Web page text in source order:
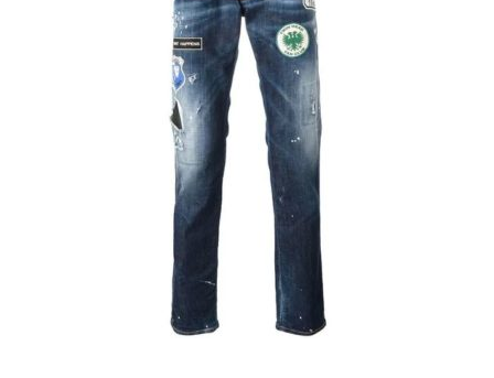
Acheter